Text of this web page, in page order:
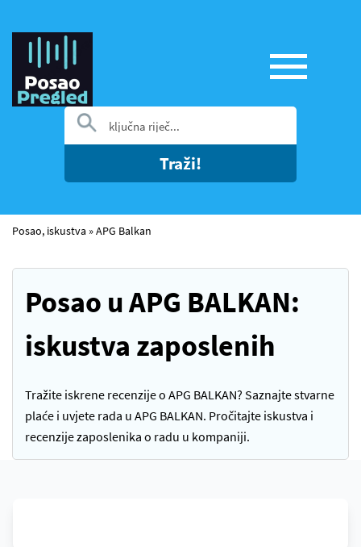
Traži!
Posao, iskustva »APG Balkan
Posao u APG BALKAN:
iskustva zaposlenih
Tražite iskrene recenzije o APG BALKAN? Saznajte stvarne
plaće i uvjete rada u APG BALKAN. Pročitajte iskustva i
recenzije zaposlenika o radu u kompaniji.